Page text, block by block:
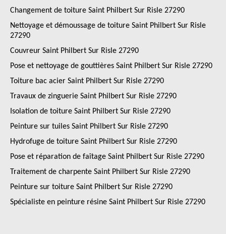
Changement de toiture Saint Philbert Sur Risle 27290
Nettoyage et démoussage de toiture Saint Philbert Sur Risle
27290
Couvreur Saint Philbert Sur Risle 27290
Pose et nettoyage de gouttières Saint Philbert Sur Risle 27290
Toiture bac acier Saint Philbert Sur Risle 27290
Travaux de zinguerie Saint Philbert Sur Risle 27290
Isolation de toiture Saint Philbert Sur Risle 27290
Peinture sur tuiles Saint Philbert Sur Risle 27290
Hydrofuge de toiture Saint Philbert Sur Risle 27290
Pose et réparation de faîtage Saint Philbert Sur Risle 27290
Traitement de charpente Saint Philbert Sur Risle 27290
Peinture sur toiture Saint Philbert Sur Risle 27290
Spécialiste en peinture résine Saint Philbert Sur Risle 27290